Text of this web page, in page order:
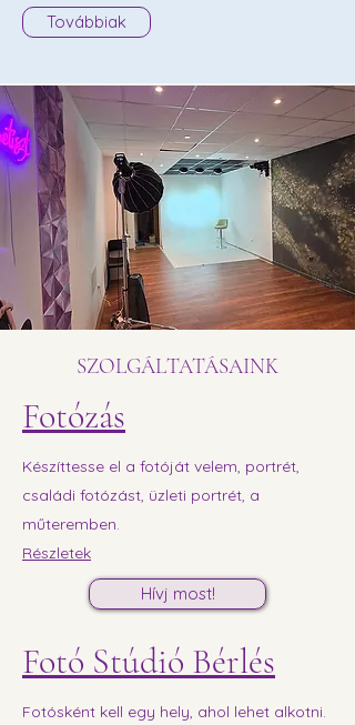
Továbbiak
SZOLGÁLTATÁSAINK
Fotózás
Készíttesse el a fotóját velem, portrét,
családi fotózást, üzleti portrét, a
műteremben.
Részletek
Hívj most!
Fotó Stúdió Bérlés
Fotósként kell egy hely, ahol lehet alkotni.